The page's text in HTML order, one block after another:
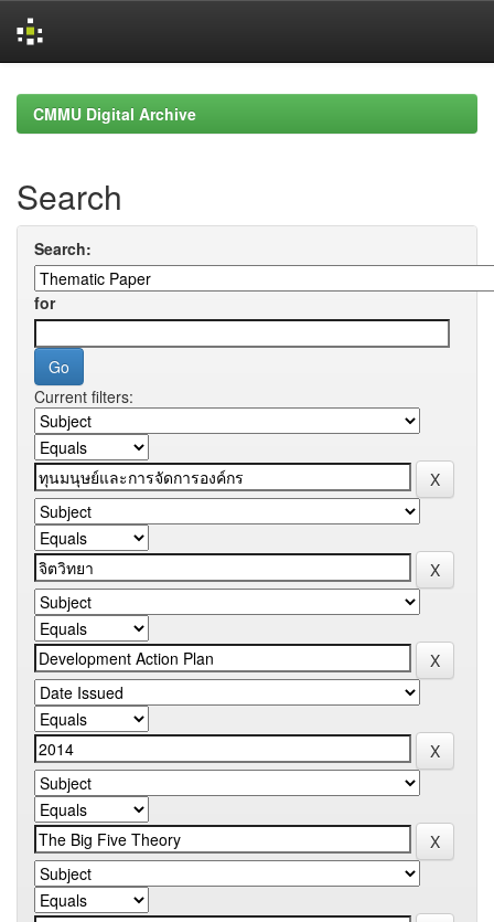
navigationCMMU Digital Archive
Search
Search:
for
Current filters: